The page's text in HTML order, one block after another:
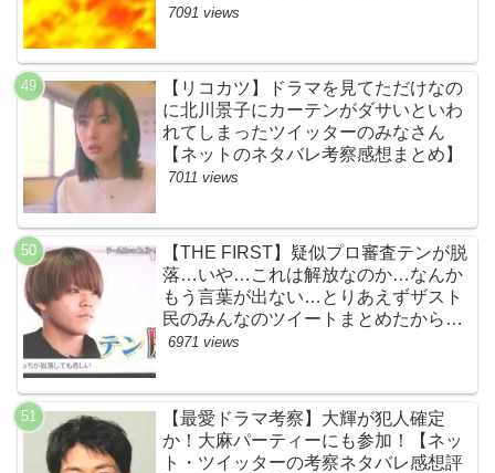
想まとめ・第１話】
7091 views
【リコカツ】ドラマを見てただけなの
に北川景子にカーテンがダサいといわ
れてしまったツイッターのみなさん
【ネットのネタバレ考察感想まとめ】
7011 views
【THE FIRST】疑似プロ審査テンが脱
落…いや…これは解放なのか…なんか
もう言葉が出ない…とりあえずザスト
民のみんなのツイートまとめたから見
て…【ザファースト・ネットのネタバ
6971 views
【最愛ドラマ考察】大輝が犯人確定
か！大麻パーティーにも参加！【ネッ
ト・ツイッターの考察ネタバレ感想評